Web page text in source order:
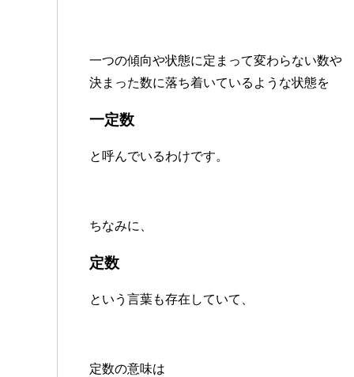
一つの傾向や状態に定まって変わらない数や
決まった数に落ち着いているような状態を
一定数
と呼んでいるわけです。
ちなみに、
定数
という言葉も存在していて、
定数の意味は